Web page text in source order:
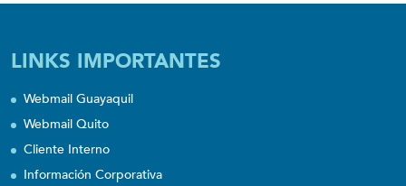
LINKS IMPORTANTES
Webmail Guayaquil
Webmail Quito
Cliente Interno
Información Corporativa